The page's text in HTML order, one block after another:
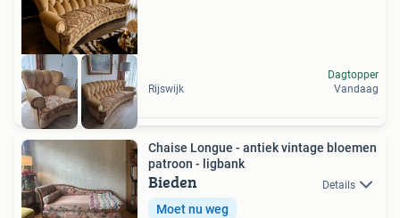
Rijswijk
Dagtopper
Vandaag
Chaise Longue - antiek vintage bloemen
patroon - ligbank
Bieden Details
Moet nu weg